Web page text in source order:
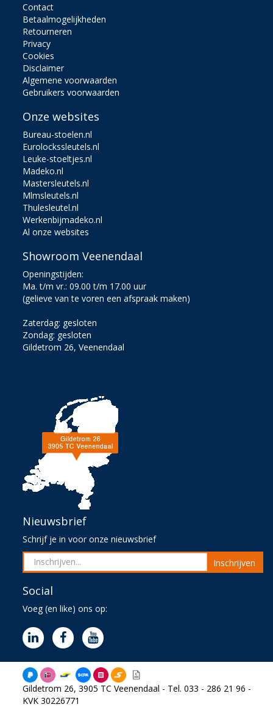
Contact
Betaalmogelijkheden
Retourneren
Privacy
Cookies
Disclaimer
Algemene voorwaarden
Gebruikers voorwaarden
Onze websites
Bureau-stoelen.nl
Eurolockssleutels.nl
Leuke-stoeltjes.nl
Madeko.nl
Mastersleutels.nl
Mlmsleutels.nl
Thulesleutel.nl
Werkenbijmadeko.nl
Al onze websites
Showroom Veenendaal
Openingstijden:
Ma. t/m vr.: 09.00 t/m 17.00 uur
(gelieve van te voren een afspraak maken)
Zaterdag: gesloten
Zondag: gesloten
Gildetrom 26, Veenendaal
Nieuwsbrief
Schrijf je in voor onze nieuwsbrief
Inschrijven
Social
Voeg (en like) ons op:
Gildetrom 26, 3905 TC Veenendaal - Tel. 033 - 286 21 96 -
KVK 30226771